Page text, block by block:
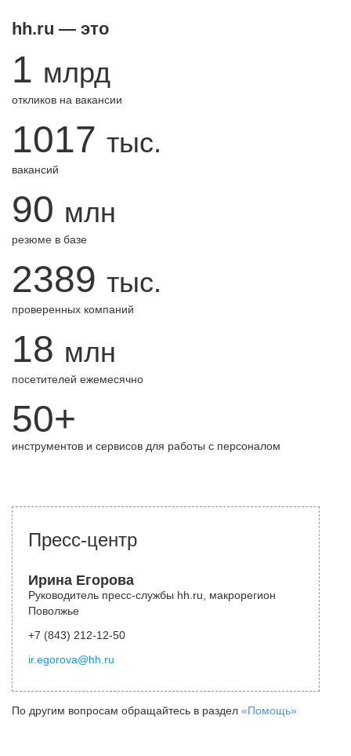
hh.ru — это
1 млрд
откликов на вакансии
1017 тыс.
вакансий
90 млн
резюме в базе
2389 тыс.
проверенных компаний
18 млн
посетителей ежемесячно
50+
инструментов и сервисов для работы с персоналом
Пресс-центр
Ирина Егорова
Руководитель пресс-службы hh.ru, макрорегион
Поволжье
+7 (843) 212-12-50
ir.egorova@hh.ru
По другим вопросам обращайтесь в раздел «Помощь»